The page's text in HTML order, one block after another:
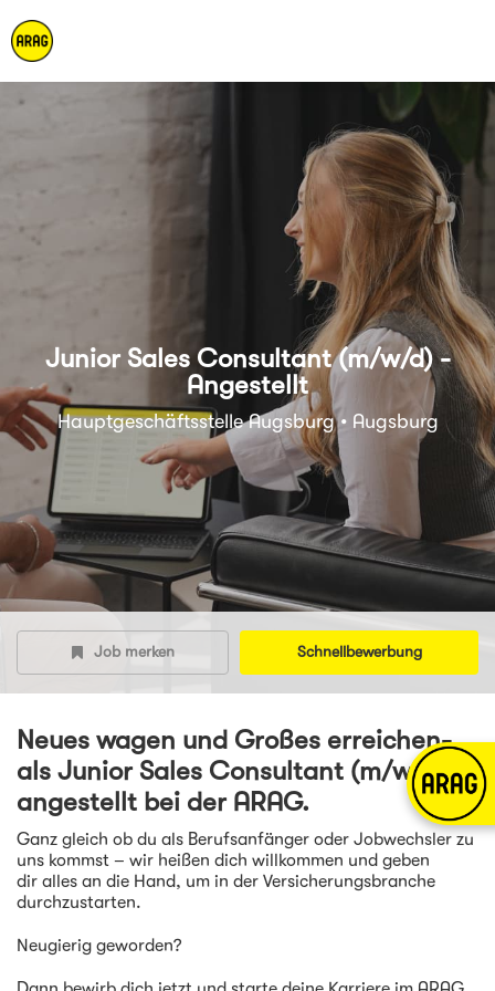
Junior Sales Consultant (m/w/d) -
Angestellt
Hauptgeschäftsstelle Augsburg • Augsburg
Job merken Schnellbewerbung
Neues wagen und Großes erreichen-
als Junior Sales Consultant (m/w/d) -
angestellt bei der ARAG.
Ganz gleich ob du als Berufsanfänger oder Jobwechsler zu
uns kommst – wir heißen dich willkommen und geben
dir alles an die Hand, um in der Versicherungsbranche
durchzustarten.
Neugierig geworden?